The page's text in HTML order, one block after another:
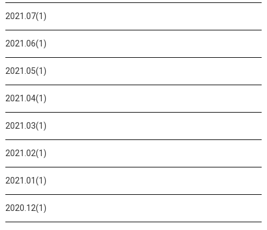
2021.07(1)
2021.06(1)
2021.05(1)
2021.04(1)
2021.03(1)
2021.02(1)
2021.01(1)
2020.12(1)